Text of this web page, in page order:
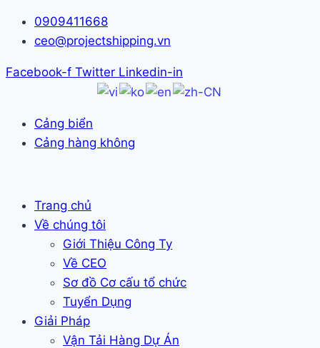
Skip
0909411668
ceo@projectshipping.vn
Facebook-f Twitter Linkedin-in
Cảng biển
Cảng hàng không
Trang chủ
Về chúng tôi
Giới Thiệu Công Ty
Về CEO
Sơ đồ Cơ cấu tổ chức
Tuyển Dụng
Giải Pháp
Vận Tải Hàng Dự Án